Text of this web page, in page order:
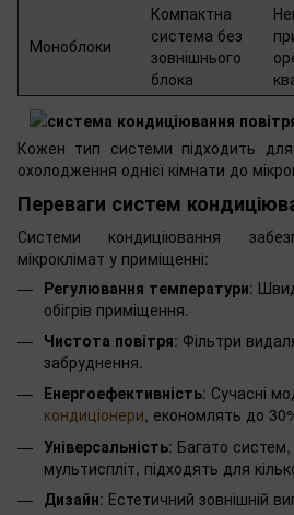
Моноблоки
Компактна
система без
зовнішнього
блока
Кожен тип системи підходить
охолодження однієї кімнати до
Переваги систем
Системи кондиціювання
мікроклімат у приміщенні:
Регулювання температури:
обігрів приміщення.
Чистота повітря: Фільтри
забруднення.
Енергоефективність: Сучасні
кондиціонери, економлять до
Універсальність: Багато
мультиспліт, підходять для
Дизайн: Естетичний зовнішній